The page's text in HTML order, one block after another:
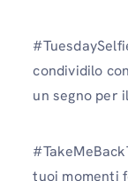
condividilo
un segno per
tuoi momenti